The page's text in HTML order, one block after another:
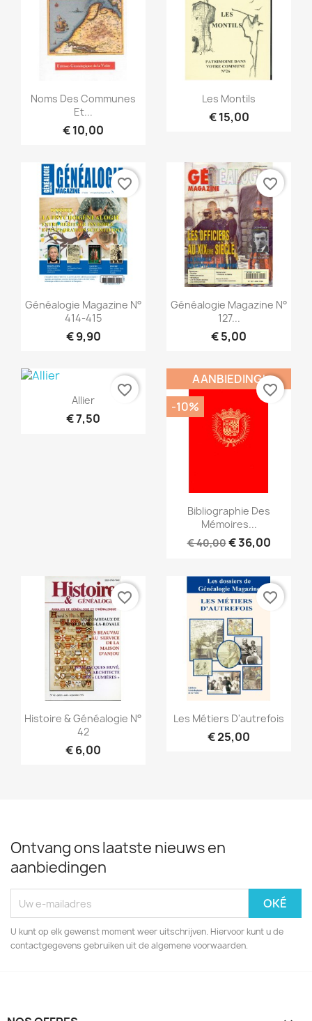
Snel bekijken
Noms Des Communes
Et...
€ 10,00
Snel bekijken
Les Montils
€ 15,00
Snel bekijken
Généalogie Magazine N°
414-415
€ 9,90
favorite_border
Snel bekijken
Généalogie Magazine N°
127...
€ 5,00
favorite_border
Snel bekijken
Allier
€ 7,50
favorite_border
Snel bekijken
Bibliographie Des
Mémoires...
€ 40,00€ 36,00
AANBIEDING!
-10%
favorite_border
Snel bekijken
Histoire & Généalogie N°
42
€ 6,00
favorite_border
Snel bekijken
Les Métiers D'autrefois
€ 25,00
favorite_border
Ontvang ons laatste nieuws en
aanbiedingen
U kunt op elk gewenst moment weer uitschrijven. Hiervoor kunt u de
contactgegevens gebruiken uit de algemene voorwaarden.